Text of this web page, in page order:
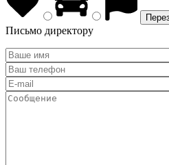
Письмо директору